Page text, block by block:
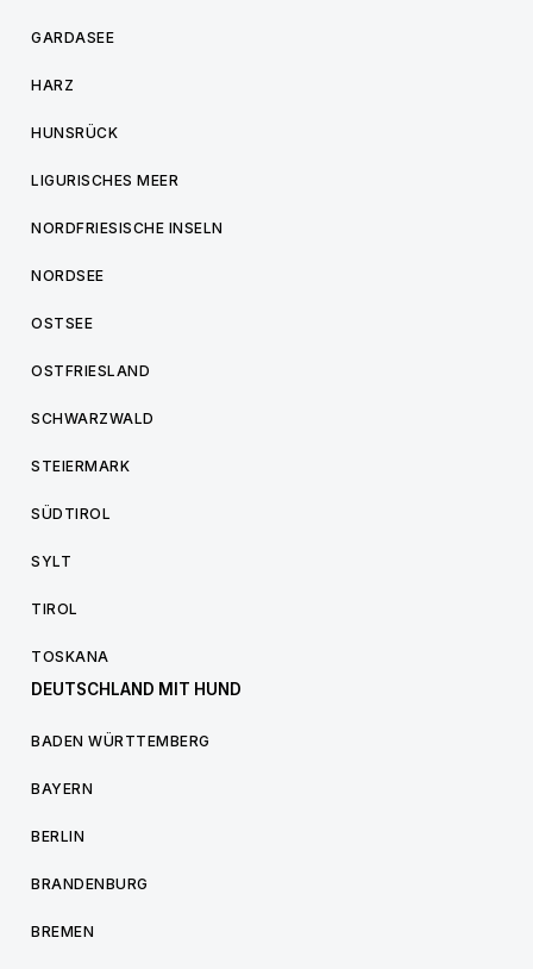
GARDASEE
HARZ
HUNSRÜCK
LIGURISCHES MEER
NORDFRIESISCHE INSELN
NORDSEE
OSTSEE
OSTFRIESLAND
SCHWARZWALD
STEIERMARK
SÜDTIROL
SYLT
TIROL
TOSKANA
DEUTSCHLAND MIT HUND
BADEN WÜRTTEMBERG
BAYERN
BERLIN
BRANDENBURG
BREMEN